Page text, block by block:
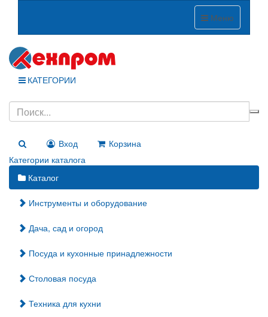
Меню
КАТЕГОРИИ
Вход
Корзина
Категории каталога
Каталог
Инструменты и оборудование
Дача, сад и огород
Посуда и кухонные принадлежности
Столовая посуда
Техника для кухни